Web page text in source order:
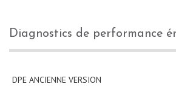
diagnostics de performance
DPE ANCIENNE VERSION